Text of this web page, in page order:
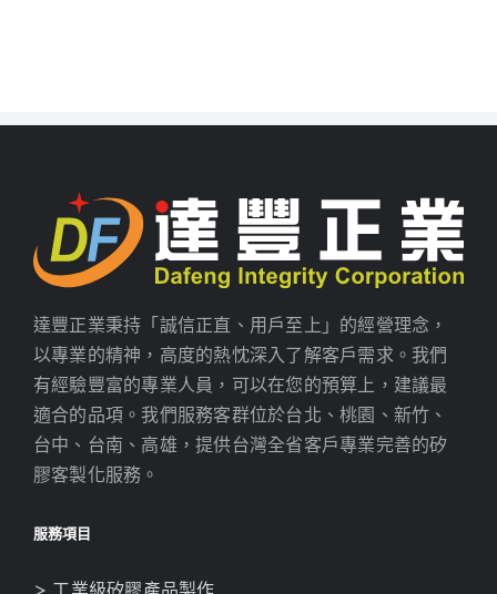
達豐正業秉持「誠信正直、用戶至上」的經營理念，
以專業的精神，高度的熱忱深入了解客戶需求。我們
有經驗豐富的專業人員，可以在您的預算上，建議最
適合的品項。我們服務客群位於台北、桃園、新竹、
台中、台南、高雄，提供台灣全省客戶專業完善的矽
膠客製化服務。
服務項目
> 工業級矽膠產品製作